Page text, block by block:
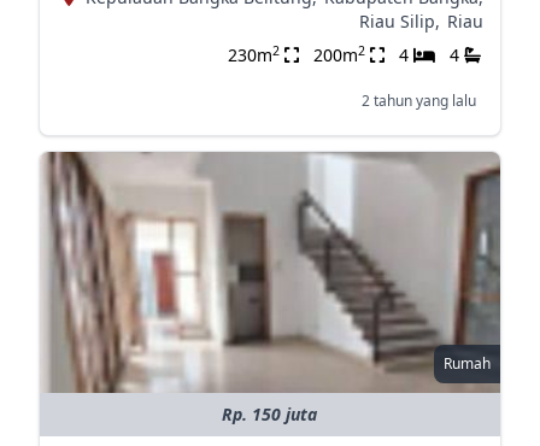
Riau Silip, Riau
230m2 200m2 4 4
2 tahun yang lalu
Rumah
Rp. 150 juta